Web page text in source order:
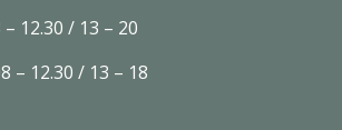
12.30 / 13 – 20
– 12.30 / 13 – 18